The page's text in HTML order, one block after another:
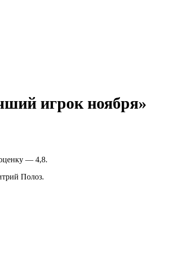
игрок ноября»
— 4,8.
Полоз.